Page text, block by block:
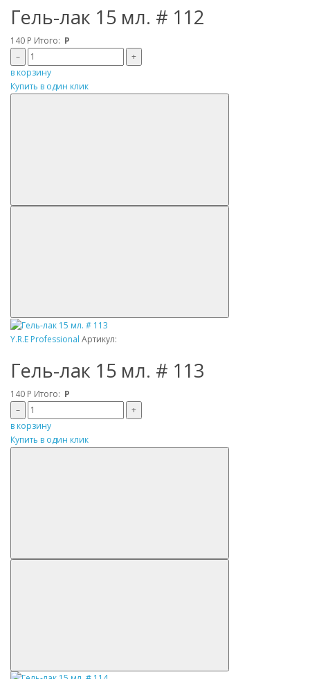
Гель-лак 15 мл. # 112
140 Р Итого: Р
–
+
в корзину
Купить в один клик
Y.R.E Professional Артикул:
Гель-лак 15 мл. # 113
140 Р Итого: Р
–
+
в корзину
Купить в один клик